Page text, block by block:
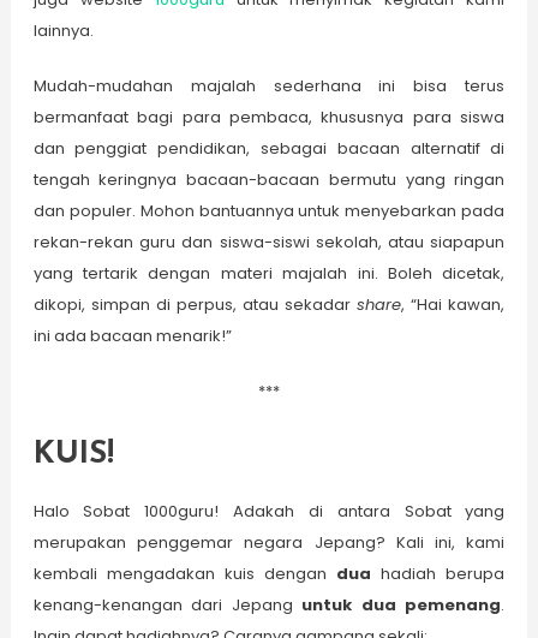
lainnya.
Mudah-mudahan majalah sederhana ini bisa terus
bermanfaat bagi para pembaca, khususnya para siswa
dan penggiat pendidikan, sebagai bacaan alternatif di
tengah keringnya bacaan-bacaan bermutu yang ringan
dan populer. Mohon bantuannya untuk menyebarkan pada
rekan-rekan guru dan siswa-siswi sekolah, atau siapapun
yang tertarik dengan materi majalah ini. Boleh dicetak,
dikopi, simpan di perpus, atau sekadarshare, “Hai kawan,
ini ada bacaan menarik!”
***
KUIS!
Halo Sobat 1000guru! Adakah di antara Sobat yang
merupakan penggemar negara Jepang? Kali ini, kami
kembali mengadakan kuis dengan duahadiah berupa
kenang-kenangan dari Jepang untuk dua pemenang.